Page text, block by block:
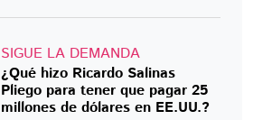
SIGUE LA DEMANDA
¿Qué hizo Ricardo Salinas
Pliego para tener que pagar 25
millones de dólares en EE.UU.?